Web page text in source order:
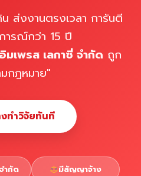
ส่งงานตรงเวลา การันตี
ารณ์กว่า 15 ปี
เพรส เลกาซี่ จำกัด ถูก
กฎหมาย"
ทำวิจัยทันที
ำกัด มีสัญญาจ้าง